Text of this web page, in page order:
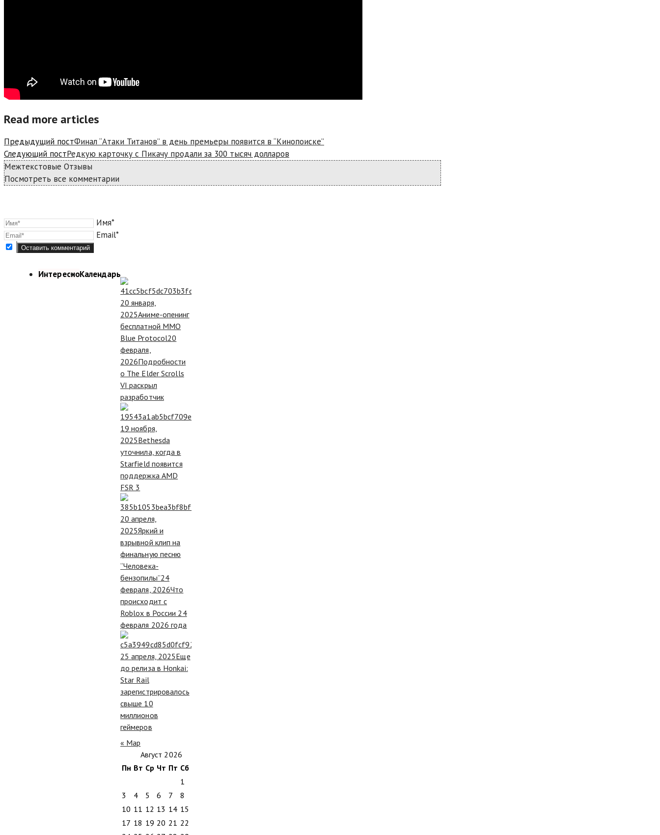
Read more articles
Предыдущий постФинал “Атаки Титанов” в день премьеры появится в “Кинопоиске”
Следующий постРедкую карточку с Пикачу продали за 300 тысяч долларов
Межтекстовые Отзывы
Посмотреть все комментарии
Имя*
Email*
ИнтересноКалендарь
20 января,
2025Аниме-опенинг
бесплатной MMO
Blue Protocol20
февраля,
2026Подробности
о The Elder Scrolls
VI раскрыл
разработчик
19 ноября,
2025Bethesda
уточнила, когда в
Starfield появится
поддержка AMD
FSR 3
20 апреля,
2025Яркий и
взрывной клип на
финальную песню
“Человека-
бензопилы”24
февраля, 2026Что
происходит с
Roblox в России 24
февраля 2026 года
25 апреля, 2025Еще
до релиза в Honkai:
Star Rail
зарегистрировалось
свыше 10
миллионов
геймеров
« Мар
Август 2026
Пн Вт Ср Чт Пт Сб
1
3
4 5 6 7 8
10 11 12 13 14 15
17 18 19 20 21 22